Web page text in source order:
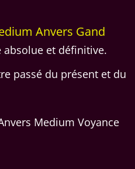
Anvers Gand
absolue et définitive.
passé du présent et du
Medium Voyance